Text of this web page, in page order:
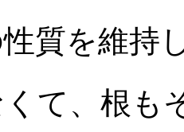
質を維持
て、根も